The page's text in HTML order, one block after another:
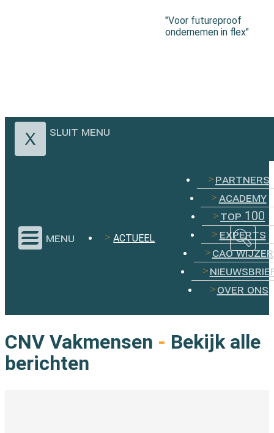
"Voor futureproof
ondernemen in flex"
sluit menu
menu ACTUEEL
partners
academy
top 100
experts
cao wijzer
over ons
CNV Vakmensen - Bekijk alle
berichten